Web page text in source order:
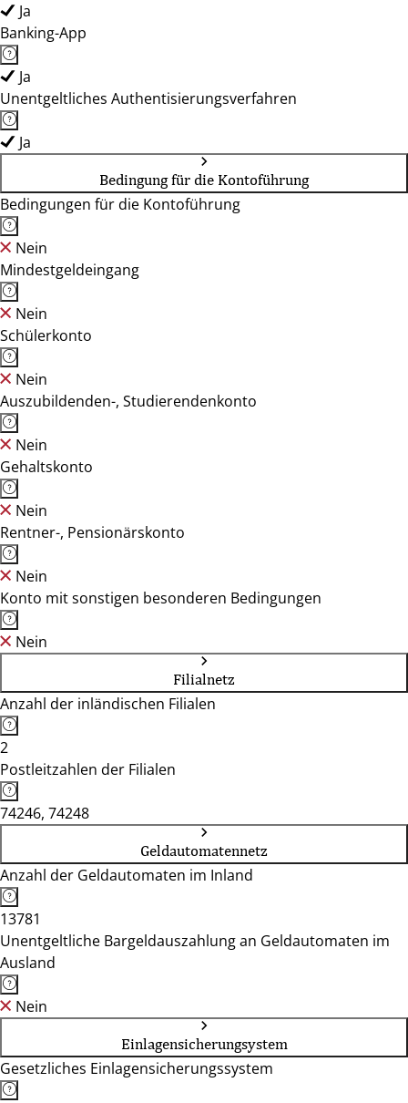
Ja
Banking-App
Ja
Unentgeltliches Authentisierungsverfahren
Ja
Bedingung für die Kontoführung
Bedingungen für die Kontoführung
Nein
Mindestgeldeingang
Nein
Schülerkonto
Nein
Auszubildenden-, Studierendenkonto
Nein
Gehaltskonto
Nein
Rentner-, Pensionärskonto
Nein
Konto mit sonstigen besonderen Bedingungen
Nein
Filialnetz
Anzahl der inländischen Filialen
2
Postleitzahlen der Filialen
74246, 74248
Geldautomatennetz
Anzahl der Geldautomaten im Inland
13781
Unentgeltliche Bargeldauszahlung an Geldautomaten im
Ausland
Nein
Einlagensicherungsystem
Gesetzliches Einlagensicherungssystem